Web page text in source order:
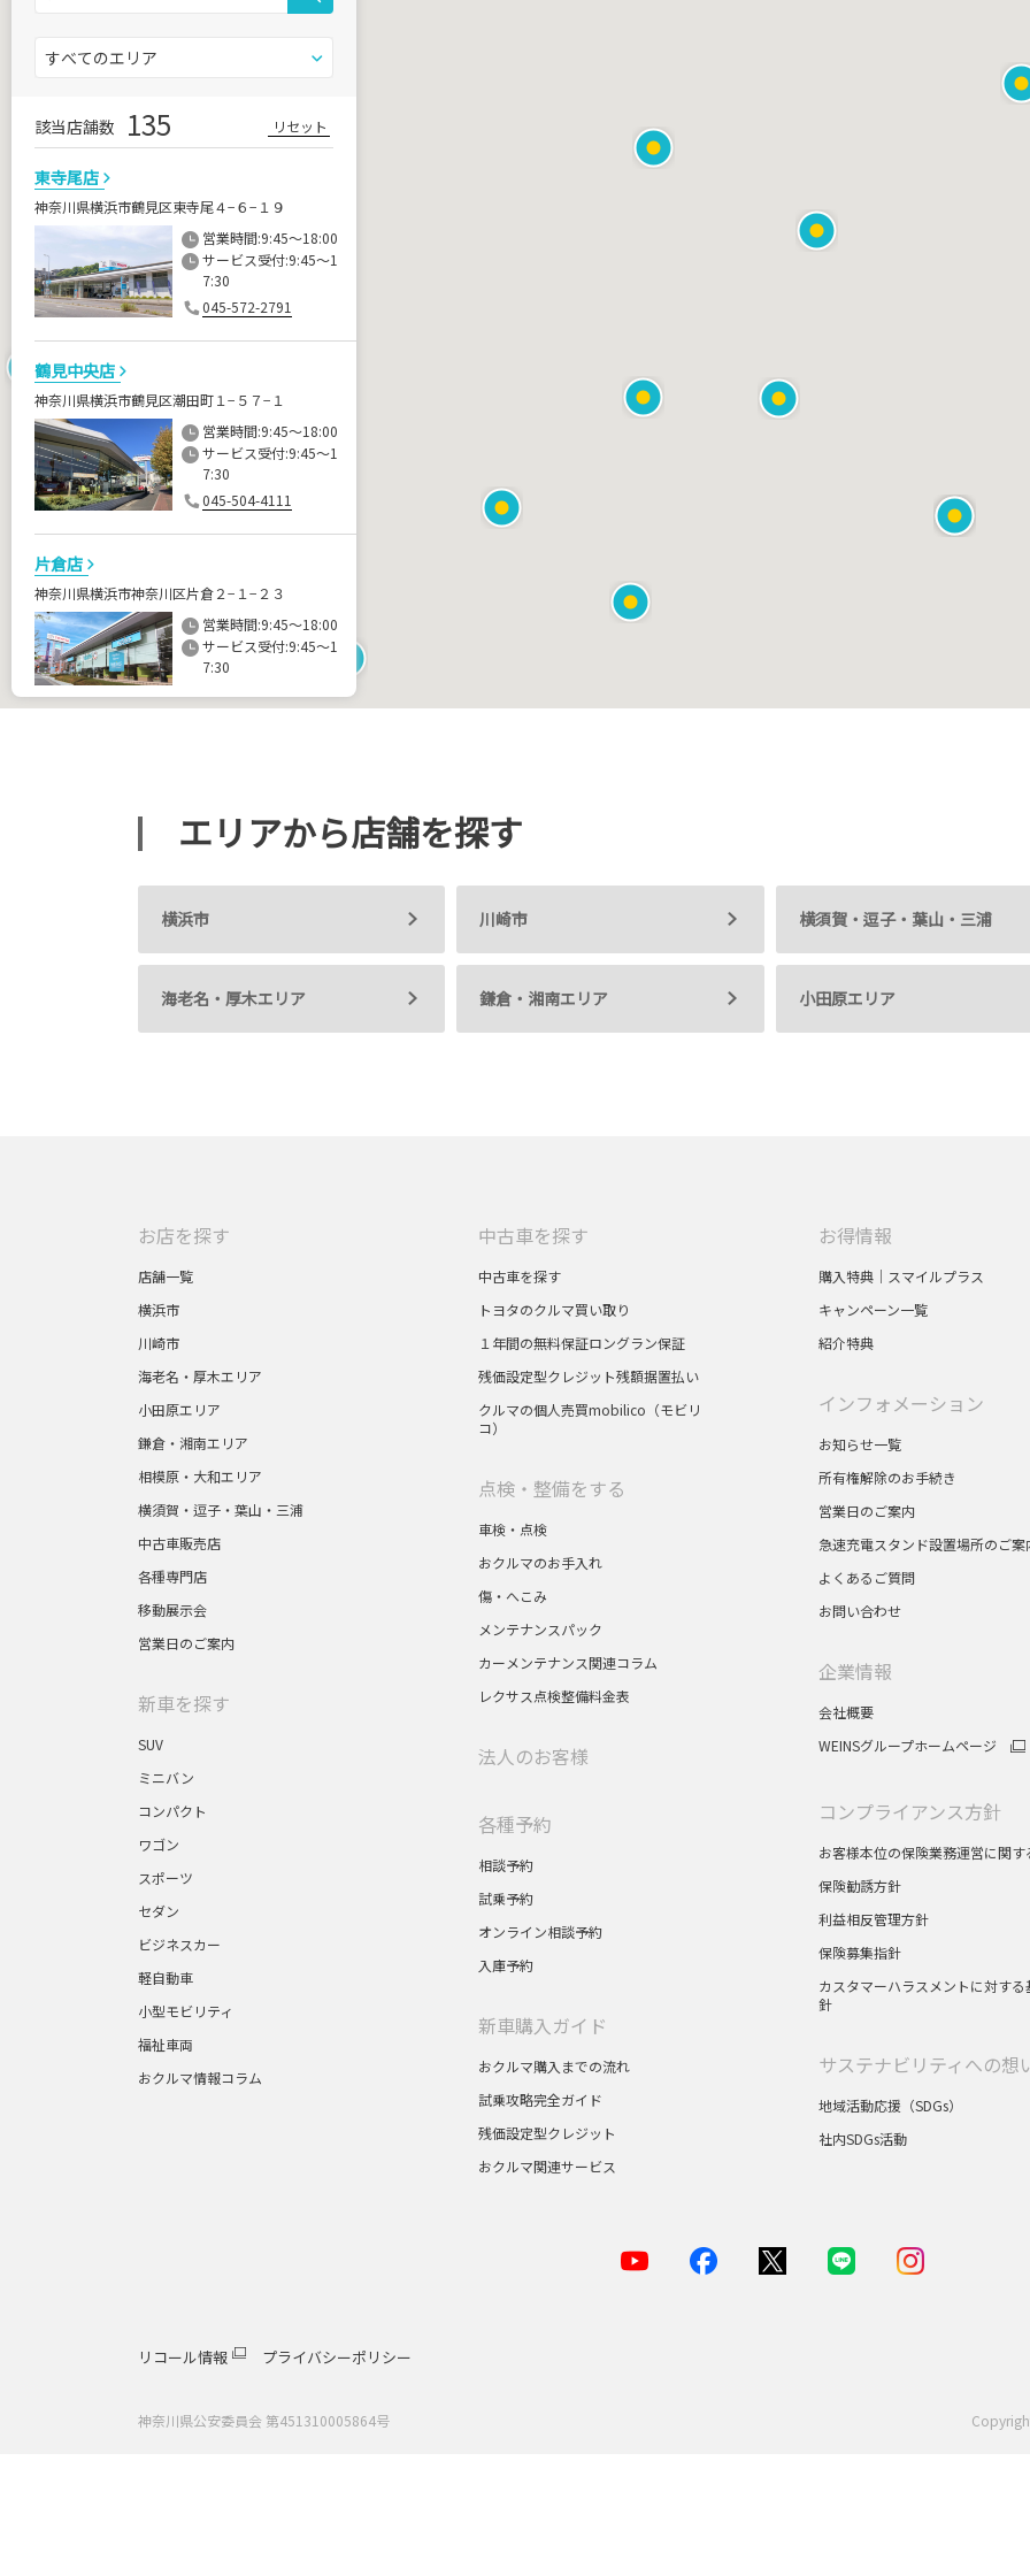
該当店舗数 135 リセット
東寺尾店
神奈川県横浜市鶴見区東寺尾４−６−１９
営業時間:9:45～18:00
サービス受付:9:45～1
7:30
045-572-2791
鶴見中央店
神奈川県横浜市鶴見区潮田町１−５７−１
営業時間:9:45～18:00
サービス受付:9:45～1
7:30
045-504-4111
片倉店
神奈川県横浜市神奈川区片倉２−１−２３
営業時間:9:45～18:00
サービス受付:9:45～1
7:30
045-413-3111
営業時間:9:45～18:00
サービス受付:9:45～1
045-321-7111
横浜みなとみらい店
営業時間:9:45～18:00
サービス受付:9:45～1
定休日:火曜日および
神奈川県横浜市中区山下町３３
営業時間:9:45～18:00
サービス受付:9:45～1
045-224-8811
神奈川県横浜市南区井土ヶ谷中町１５８
営業時間:9:45～18:00
7:30
WEINS U-Car 港南日野インター
神奈川県横浜市港南区日野中央２−１３−８
サービス受付:9:45～1
神奈川県横浜市保土ケ谷区狩場町６５
7:30
エリアから店舗を探す
横浜市 川崎市 横須賀・逗子・葉山・三浦
海老名・厚木エリア 鎌倉・湘南エリア 小田原エリア
お店を探す
店舗一覧
横浜市
川崎市
海老名・厚木エリア
小田原エリア
鎌倉・湘南エリア
相模原・大和エリア
横須賀・逗子・葉山・三浦
中古車販売店
各種専門店
移動展示会
営業日のご案内
新車を探す
SUV
ミニバン
コンパクト
ワゴン
スポーツ
セダン
ビジネスカー
軽自動車
小型モビリティ
福祉車両
おクルマ情報コラム
中古車を探す
中古車を探す
トヨタのクルマ買い取り
１年間の無料保証ロングラン保証
残価設定型クレジット残額据置払い
クルマの個人売買mobilico（モビリ
コ）
点検・整備をする
車検・点検
おクルマのお手入れ
傷・へこみ
メンテナンスパック
カーメンテナンス関連コラム
レクサス点検整備料金表
法人のお客様
各種予約
相談予約
試乗予約
オンライン相談予約
入庫予約
新車購入ガイド
おクルマ購入までの流れ
試乗攻略完全ガイド
残価設定型クレジット
おクルマ関連サービス
お得情報
購入特典｜スマイルプラス
キャンペーン一覧
紹介特典
インフォメーション
お知らせ一覧
所有権解除のお手続き
営業日のご案内
急速充電スタンド設置場所のご案
よくあるご質問
お問い合わせ
企業情報
会社概要
WEINSグループホームページ
コンプライアンス方針
お客様本位の保険業務運営に関す
保険勧誘方針
利益相反管理方針
保険募集指針
カスタマーハラスメントに対する
針
サステナビリティへの想
地域活動応援（SDGs）
社内SDGs活動
リコール情報 プライバシーポリシー
神奈川県公安委員会 第451310005864号